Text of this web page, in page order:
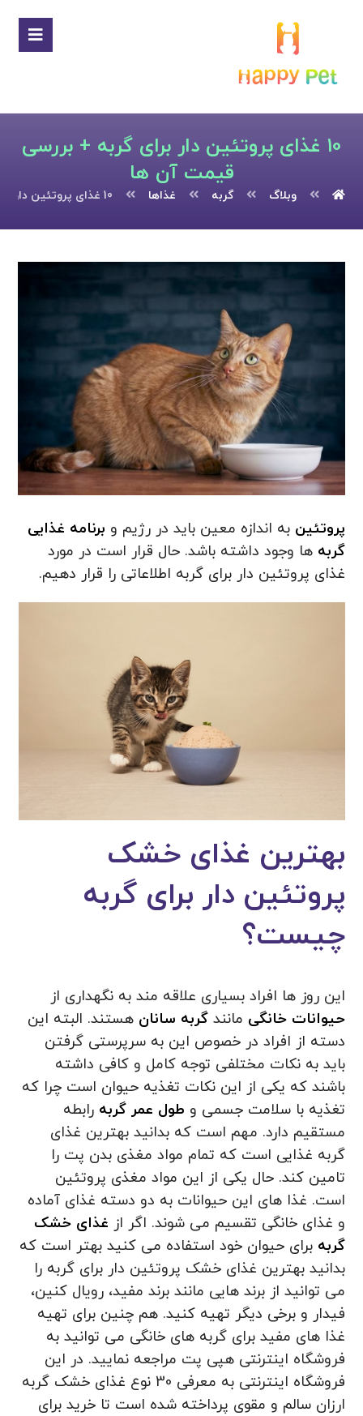
10 غذای پروتئین دار برای گربه + بررسی
قیمت آن ها
وبلاگ گربه غذاها 10 غذای پروتئین دار برای گربه + بررسی قیمت آن ها
پروتئین به اندازه معین باید در رژیم و برنامه غذایی
گربه ها وجود داشته باشد. حال قرار است در مورد
غذای پروتئین دار برای گربه اطلاعاتی را قرار دهیم.
بهترین غذای خشک
پروتئین دار برای گربه
چیست؟
این روز ها افراد بسیاری علاقه مند به نگهداری از
حیوانات خانگی مانندگربه سانان هستند. البته این
دسته از افراد در خصوص این به سرپرستی گرفتن
باید به نکات مختلفی توجه کامل و کافی داشته
باشند که یکی از این نکات تغذیه حیوان است چرا که
تغذیه با سلامت جسمی و طول عمر گربه رابطه
مستقیم دارد. مهم است که بدانید بهترین غذای
گربه غذایی است که تمام مواد مغذی بدن پت را
تامین کند. حال یکی از این مواد مغذی پروتئین
است. غذا های این حیوانات به دو دسته غذای آماده
و غذای خانگی تقسیم می شوند. اگر از غذای خشک
گربه برای حیوان خود استفاده می کنید بهتر است که
بدانید بهترین غذای خشک پروتئین دار برای گربه را
می توانید از برند هایی مانند برند مفید، رویال کنین،
فیدار و برخی دیگر تهیه کنید. هم چنین برای تهیه
غذا های مفید برای گربه های خانگی می توانید به
فروشگاه اینترنتی هپی پت مراجعه نمایید. در این
فروشگاه اینترنتی به معرفی 30 نوع غذای خشک گربه
ارزان سالم و مقوی پرداخته شده است تا خرید برای